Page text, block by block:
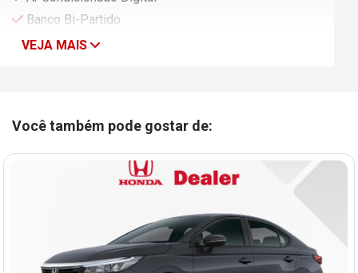
Banco Bi-Partido
VEJA MAIS
Você também pode gostar de: